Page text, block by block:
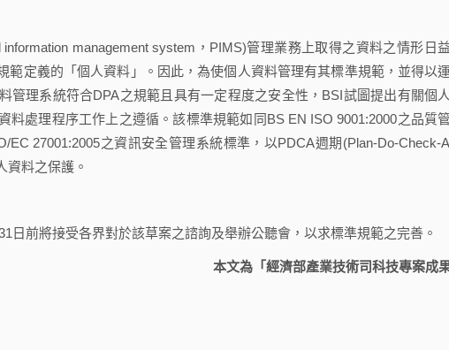
management system，PIMS)管理業務上取得之資料之情形日
範定義的「個人資料」。因此，為使個人資料管理有其標準規範，並得以
管理系統符合DPA之規範且具有一定程度之安全性，BSI試圖提出有關個
料處理程序工作上之遵循。該標準規範如同BS EN ISO 9001:2000之品質
EC 27001:2005之資訊安全管理系統標準，以PDCA週期(Plan-Do-Check-
資料之保護。
前將接受各界對於該草案之諮詢及舉辦公聽會，以求標準規範之完善。
本文為「經濟部產業技術司科技專案成果